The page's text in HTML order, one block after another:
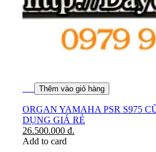
Thêm vào giỏ hàng
ORGAN YAMAHA PSR S975
DỤNG GIÁ RẺ
26.500.000 đ.
Add to card